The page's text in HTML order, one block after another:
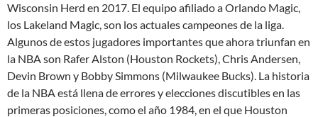
Wisconsin Herd en 2017. El equipo afiliado a Orlando Magic,
los Lakeland Magic, son los actuales campeones de la liga.
Algunos de estos jugadores importantes que ahora triunfan en
la NBA son Rafer Alston (Houston Rockets), Chris Andersen,
Devin Brown y Bobby Simmons (Milwaukee Bucks). La historia
de la NBA está llena de errores y elecciones discutibles en las
primeras posiciones, como el año 1984, en el que Houston